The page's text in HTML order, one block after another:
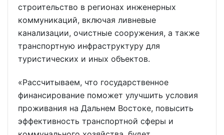
строительство в регионах инженерных
коммуникаций, включая ливневые
канализации, очистные сооружения, а также
транспортную инфраструктуру для
туристических и иных объектов.
«Рассчитываем, что государственное
финансирование поможет улучшить условия
проживания на Дальнем Востоке, повысить
эффективность транспортной сферы и